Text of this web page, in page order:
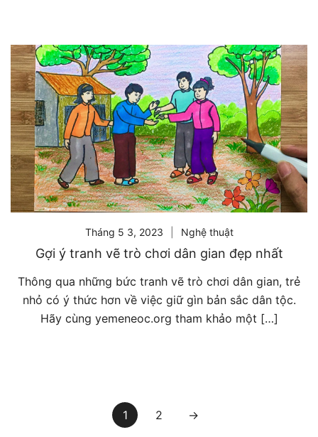
Tháng 5 3, 2023 Nghệ thuật
Gợi ý tranh vẽ trò chơi dân gian đẹp nhất
Thông qua những bức tranh vẽ trò chơi dân gian, trẻ
nhỏ có ý thức hơn về việc giữ gìn bản sắc dân tộc.
Hãy cùng yemeneoc.org tham khảo một […]
1 2 →